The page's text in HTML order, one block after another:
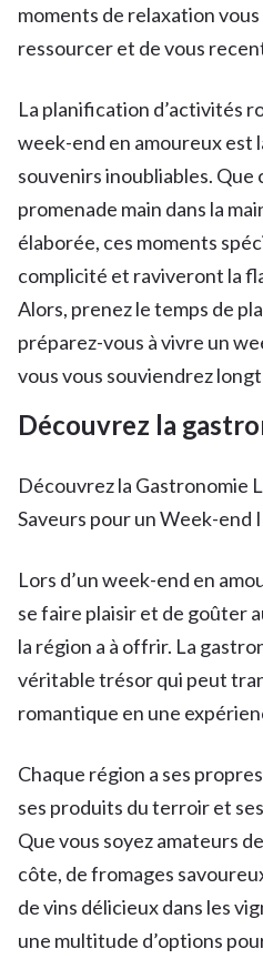
moments de relaxation
ressourcer et de vous
La planification d’activités
week-end en amoureux est
souvenirs inoubliables. Que
promenade main dans la
élaborée, ces moments
complicité et raviveront la
Alors, prenez le temps de
préparez-vous à vivre un
vous vous souviendrez
Découvrez la
Découvrez la Gastronomie
Saveurs pour un Week-end
Lors d’un week-end en
se faire plaisir et de goûter
la région a à offrir. La
véritable trésor qui peut
romantique en une
Chaque région a ses
ses produits du terroir et
Que vous soyez amateurs
côte, de fromages
de vins délicieux dans les
une multitude d’options